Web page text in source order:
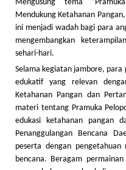
Mengusung tema
Mendukung Ketahanan
ini menjadi wadah bagi para
mengembangkan
sehari-hari.
Selama kegiatan jambore,
edukatif yang relevan
Ketahanan Pangan dan
materi tentang Pramuka
edukasi ketahanan pangan
Penanggulangan Bencana
peserta dengan pengetahuan
bencana. Beragam